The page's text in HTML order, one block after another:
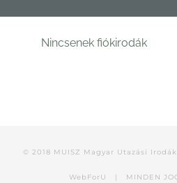
Nincsenek fiókirodák
© 2018 MUISZ Magyar Utazási
WebForU | MINDEN